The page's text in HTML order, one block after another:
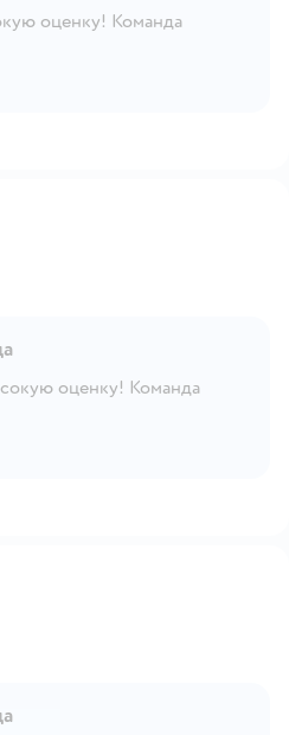
оценку! Команда
оценку! Команда